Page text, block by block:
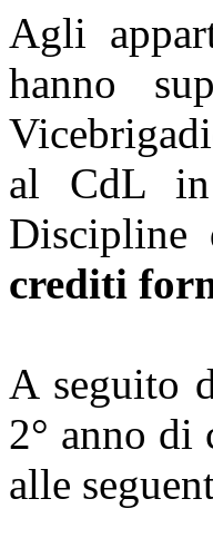
Agli
hanno
al CdL in
Discipline
crediti
A seguito
2° anno di
alle